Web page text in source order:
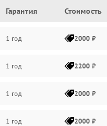
Гарантия Стоимость
1 год 2000 ₽
1 год 2200 ₽
1 год 2000 ₽
1 год 2000 ₽